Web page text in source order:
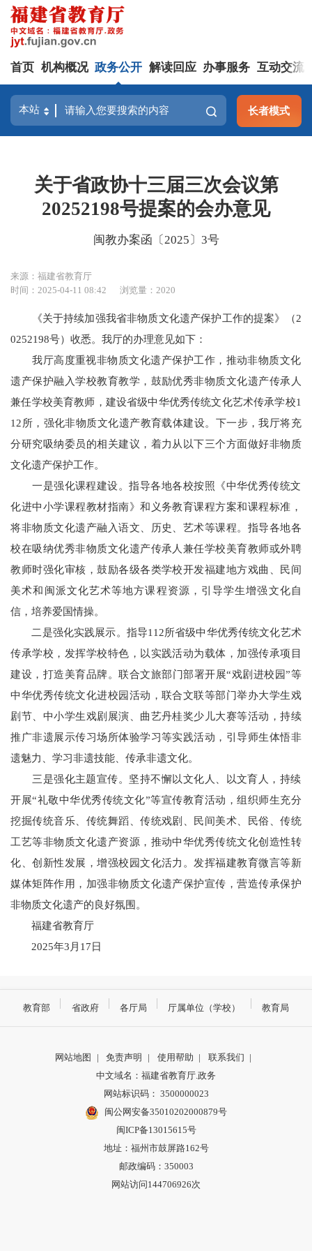
首页 机构概况 政务公开 解读回应 办事服务 互动交流
长者模式
关于省政协十三届三次会议第
20252198号提案的会办意见
闽教办案函〔2025〕3号
来源：福建省教育厅
时间：2025-04-11 08:42
浏览量：2020
《关于持续加强我省非物质文化遗产保护工作的提案》（2
0252198号）收悉。我厅的办理意见如下：
我厅高度重视非物质文化遗产保护工作，推动非物质文化
遗产保护融入学校教育教学，鼓励优秀非物质文化遗产传承人
兼任学校美育教师，建设省级中华优秀传统文化艺术传承学校1
12所，强化非物质文化遗产教育载体建设。下一步，我厅将充
分研究吸纳委员的相关建议，着力从以下三个方面做好非物质
文化遗产保护工作。
一是强化课程建设。指导各地各校按照《中华优秀传统文
化进中小学课程教材指南》和义务教育课程方案和课程标准，
将非物质文化遗产融入语文、历史、艺术等课程。指导各地各
校在吸纳优秀非物质文化遗产传承人兼任学校美育教师或外聘
教师时强化审核，鼓励各级各类学校开发福建地方戏曲、民间
美术和闽派文化艺术等地方课程资源，引导学生增强文化自
信，培养爱国情操。
二是强化实践展示。指导112所省级中华优秀传统文化艺术
传承学校，发挥学校特色，以实践活动为载体，加强传承项目
建设，打造美育品牌。联合文旅部门部署开展“戏剧进校园”等
中华优秀传统文化进校园活动，联合文联等部门举办大学生戏
剧节、中小学生戏剧展演、曲艺丹桂奖少儿大赛等活动，持续
推广非遗展示传习场所体验学习等实践活动，引导师生体悟非
遗魅力、学习非遗技能、传承非遗文化。
三是强化主题宣传。坚持不懈以文化人、以文育人，持续
开展“礼敬中华优秀传统文化”等宣传教育活动，组织师生充分
挖掘传统音乐、传统舞蹈、传统戏剧、民间美术、民俗、传统
工艺等非物质文化遗产资源，推动中华优秀传统文化创造性转
化、创新性发展，增强校园文化活力。发挥福建教育微言等新
媒体矩阵作用，加强非物质文化遗产保护宣传，营造传承保护
非物质文化遗产的良好氛围。
福建省教育厅
2025年3月17日
教育部 省政府 各厅局 厅属单位（学校） 教育局
网站地图 | 免责声明 | 使用帮助 | 联系我们 |
中文域名：福建省教育厅.政务
网站标识码： 3500000023
闽公网安备35010202000879号
闽ICP备13015615号
地址：福州市鼓屏路162号
邮政编码：350003
网站访问144706926次